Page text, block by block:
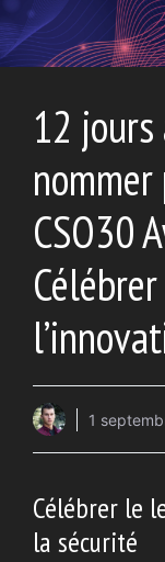
12
CSO30
1
Célébrer le
la sécurité